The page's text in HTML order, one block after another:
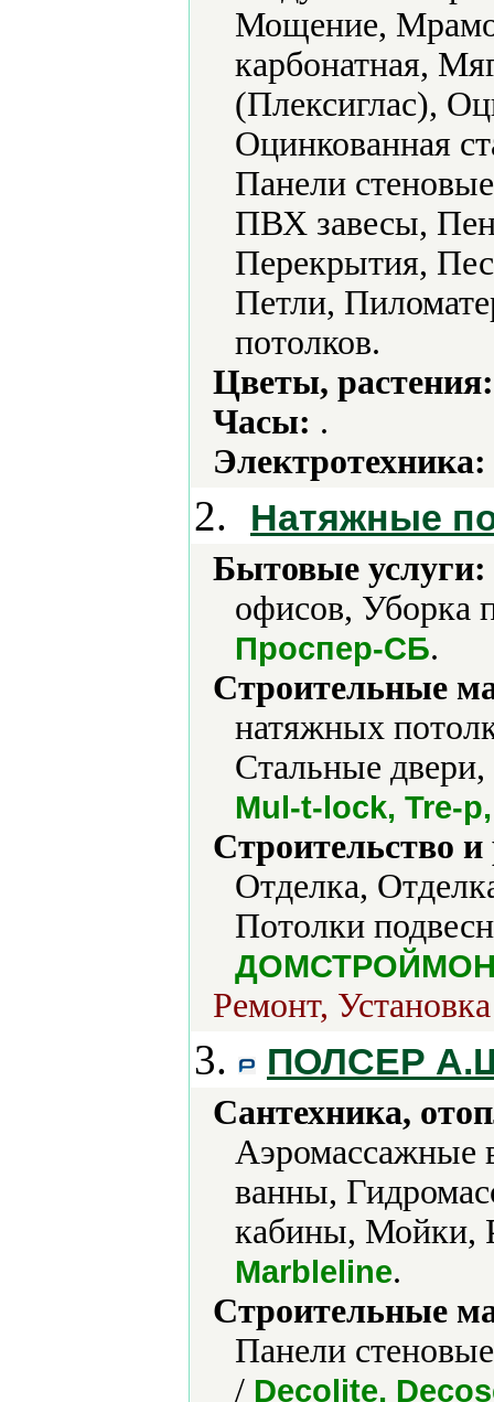
Мощение,
карбонатная,
(Плексиглас),
Оцинкованная
Панели
ПВХ завесы,
Перекрытия,
Петли,
потолков.
Цветы, растения:
Часы: .
Электротехника:
2. Натяжные
Бытовые услуги:
офисов, Уборка
Проспер-СБ.
Строительные
натяжных
Стальные
Mul-t-lock, Tre-
Строительство
Отделка,
Потолки
Ремонт,
3. ПОЛСЕР
Сантехника,
Аэромассажные
ванны,
кабины, Мойки,
Marbleline.
Строительные
Панели
/ Decolite,